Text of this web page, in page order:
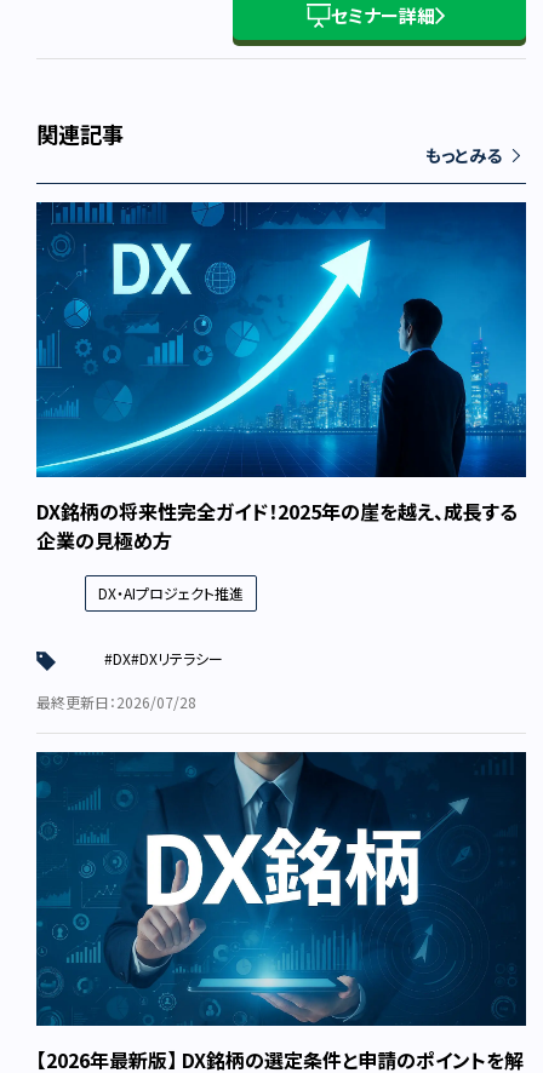
セミナー詳細
関連記事
もっとみる
DX銘柄の将来性完全ガイド！2025年の崖を越え、成長する
企業の見極め方
DX・AIプロジェクト推進
#DX#DXリテラシー
最終更新日：2026/07/28
【2026年最新版】 DX銘柄の選定条件と申請のポイントを解